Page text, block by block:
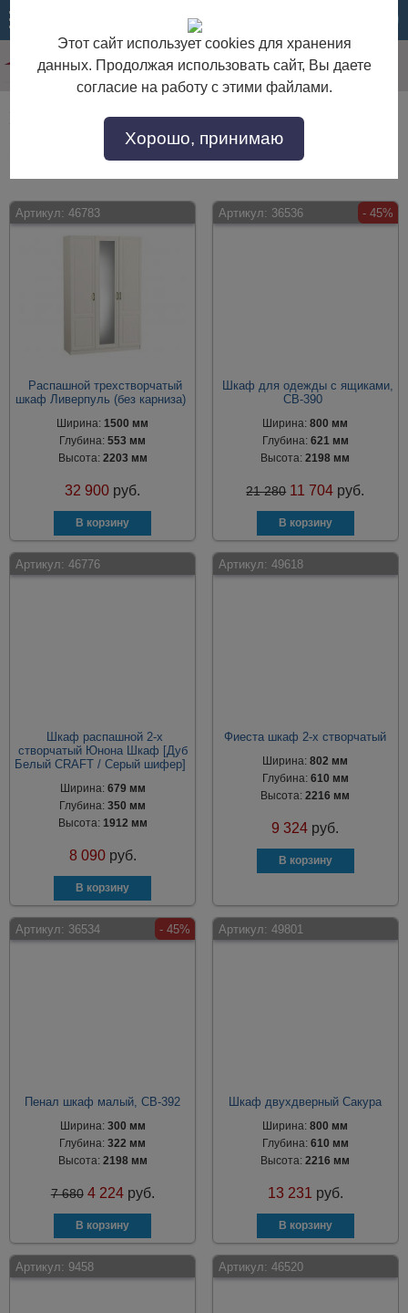
Шкафы недорого
Шкафы недорого по выгодной цене. Покупайте в интернет-магазине "Дом
Артикул: 46783
Распашной трехстворчатый
шкаф Ливерпуль (без карниза)
Ширина:1500 мм
Глубина:553 мм
Высота: 2203 мм
32 900 руб.
Артикул: 36536 - 45%
Шкаф для одежды с ящиками,
СВ-390
Ширина:800 мм
Глубина: 621 мм
Высота:2198 мм
21 280 11 704 руб.
Артикул: 46776
Шкаф распашной 2-х
створчатый Юнона Шкаф [Дуб
Белый CRAFT / Серый шифер]
Ширина: 679 мм
Глубина:350 мм
Высота: 1912 мм
8 090 руб.
Артикул: 49618
Фиеста шкаф 2-х створчатый
Ширина:802 мм
Глубина: 610 мм
Высота:2216 мм
9 324 руб.
Артикул: 36534 - 45%
Пенал шкаф малый, СВ-392
Ширина: 300 мм
Глубина:322 мм
Высота: 2198 мм
7 680 4 224 руб.
Артикул: 49801
Шкаф двухдверный Сакура
Ширина:800 мм
Глубина: 610 мм
Высота:2216 мм
13 231 руб.
Артикул: 9458 Артикул: 46520
Этот сайт использует cookies для хранения
данных. Продолжая использовать сайт, Вы даете
согласие на работу с этими файлами.
Хорошо, принимаю